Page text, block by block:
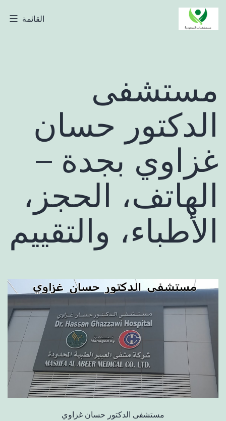
التخطي
مستشفيات
القائمة
مستشفى
الدكتور حسان
غزاوي بجدة –
الهاتف، الحجز،
الأطباء، والتقييم
مستشفى الدكتور حسان غزاوي